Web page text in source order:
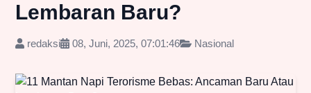
Lembaran Baru?
redaksi 08, Juni, 2025, 07:01:46 Nasional